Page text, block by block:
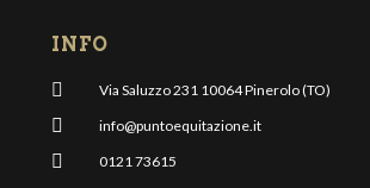
INFO
Via Saluzzo 231 10064 Pinerolo (TO)
info@puntoequitazione.it
0121 73615